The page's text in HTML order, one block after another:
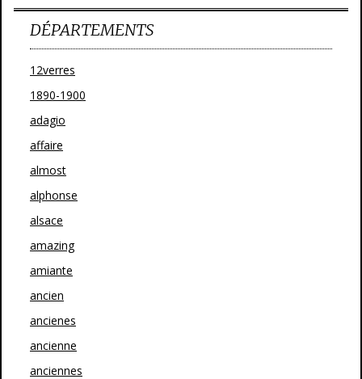
DÉPARTEMENTS
12verres
1890-1900
adagio
affaire
almost
alphonse
alsace
amazing
amiante
ancien
ancienes
ancienne
anciennes